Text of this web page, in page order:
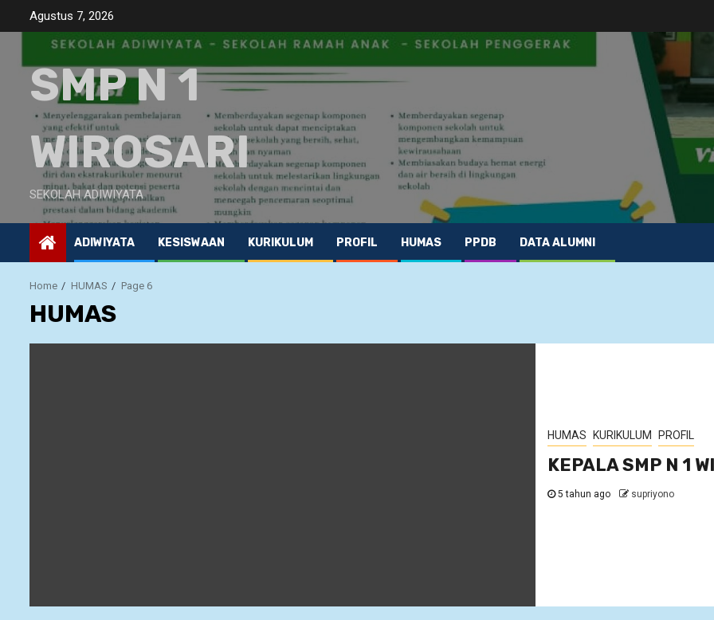
Agustus 7, 2026
SMP N 1
WIROSARI
SEKOLAH ADIWIYATA
ADIWIYATA KESISWAAN KURIKULUM PROFIL HUMAS PPDB DATA ALUMNI
Home HUMAS Page 6
HUMAS
HUMAS KURIKULUM PROFIL
KEPALA SMP N 1
5 tahun ago supriyono